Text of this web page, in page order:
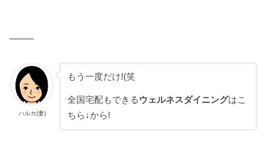
——–
ハルカ(妻)
もう一度だけ!(笑
全国宅配もできるウェルネスダイニングはこ
ちら↓から!